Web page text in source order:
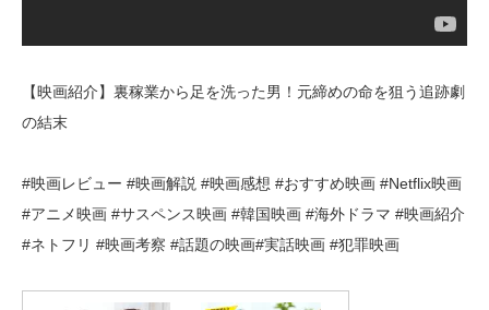
【映画紹介】裏稼業から足を洗った男！元締めの命を狙う追跡劇
の結末
#映画レビュー #映画解説 #映画感想 #おすすめ映画 #Netflix映画
#アニメ映画 #サスペンス映画 #韓国映画 #海外ドラマ #映画紹介
#ネトフリ #映画考察 #話題の映画#実話映画 #犯罪映画